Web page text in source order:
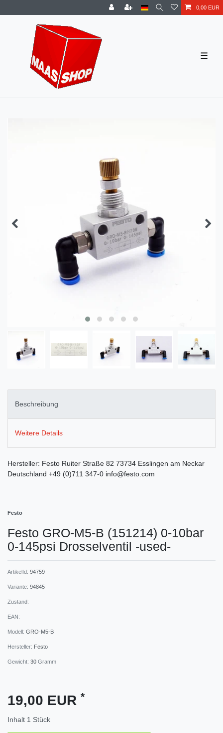
0,00 EUR
☰
Beschreibung
Weitere Details
Hersteller: Festo Ruiter Straße 82 73734 Esslingen am Neckar
Deutschland +49 (0)711 347-0 info@festo.com
Festo
Festo GRO-M5-B (151214) 0-10bar
0-145psi Drosselventil -used-
ArtikelId: 94759
Variante: 94845
Zustand:
EAN:
Modell: GRO-M5-B
Hersteller: Festo
Gewicht: 30 Gramm
19,00 EUR *
Inhalt 1 Stück